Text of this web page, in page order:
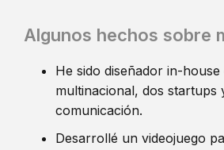
Algunos hechos sobre
He sido diseñador in-
multinacional, dos startups
comunicación.
Desarrollé un videojuego